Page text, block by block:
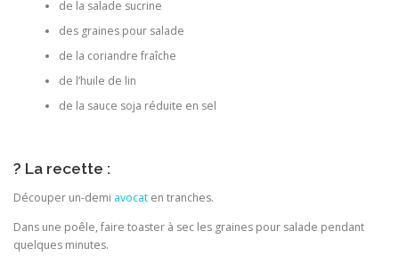
de la salade sucrine
des graines pour salade
de la coriandre fraîche
de l’huile de lin
de la sauce soja réduite en sel
? La recette :
Découper un-demi avocat en tranches.
Dans une poêle, faire toaster à sec les graines pour salade pendant
quelques minutes.